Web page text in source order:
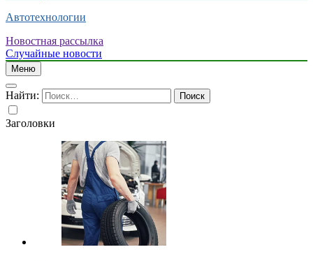
Автотехнологии
Новостная рассылка
Случайные новости
Меню
Найти:
Заголовки